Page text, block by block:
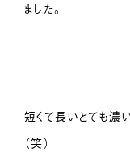
ました。
短くて長いとても濃
（笑）